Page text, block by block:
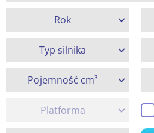
Rok
Typ silnika
Pojemność cm³
Platforma